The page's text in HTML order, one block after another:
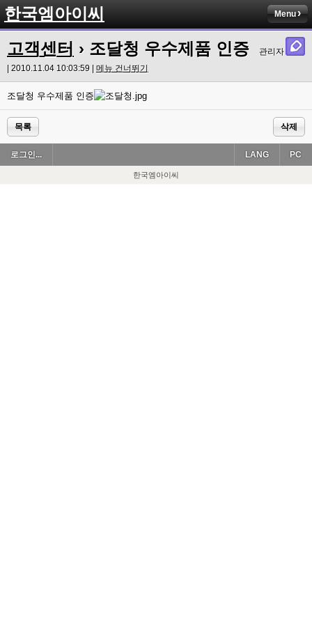
한국엠아이씨 Menu
고객센터 › 조달청 우수제품 인증
관리자
| 2010.11.04 10:03:59 | 메뉴 건너뛰기
조달청 우수제품 인증
목록 삭제
로그인... PC
LANG
한국엠아이씨